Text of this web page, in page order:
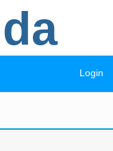
Login